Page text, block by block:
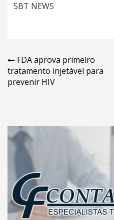
SBT NEWS
Navegação
de
FDA aprova primeiro
tratamento injetável para
prevenir HIV